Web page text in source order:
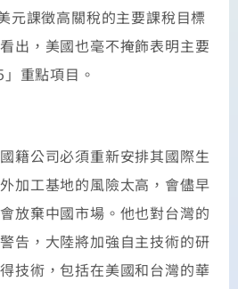
元課徵高關稅的主要課稅目標
出，美國也毫不掩飾表明主要
重點項目。
公司必須重新安排其國際生
加工基地的風險太高，會儘早
放棄中國市場。他也對台灣的
告，大陸將加強自主技術的研
技術，包括在美國和台灣的華